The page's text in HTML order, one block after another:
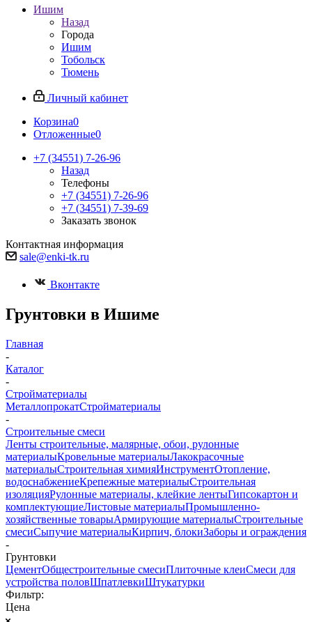
Ишим
Назад
Города
Ишим
Тобольск
Тюмень
Личный кабинет
Корзина0
Отложенные0
+7 (34551) 7-26-96
Назад
Телефоны
+7 (34551) 7-26-96
+7 (34551) 7-39-69
Заказать звонок
Контактная информация
sale@enki-tk.ru
Вконтакте
Грунтовки в Ишиме
Главная
-
Каталог
-
Стройматериалы
МеталлопрокатСтройматериалы
-
Строительные смеси
Ленты строительные, малярные, обои, рулонные
материалыКровельные материалыЛакокрасочные
материалыСтроительная химияИнструментОтопление,
водоснабжениеКрепежные материалыСтроительная
изоляцияРулонные материалы, клейкие лентыГипсокартон и
комплектующиеЛистовые материалыПромышленно-
хозяйственные товарыАрмирующие материалыСтроительные
смесиСыпучие материалыКирпич, блокиЗаборы и ограждения
-
Грунтовки
ЦементОбщестроительные смесиПлиточные клеиСмеси для
устройства половШпатлевкиШтукатурки
Фильтр:
Цена